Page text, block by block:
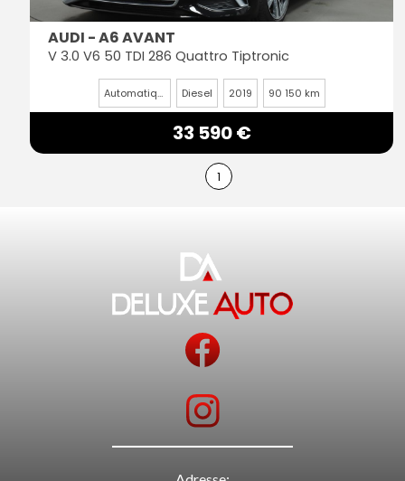
AUDI - A6 AVANT
V 3.0 V6 50 TDI 286 Quattro Tiptronic
Automatique Diesel 2019 90 150 km
33 590 €
1